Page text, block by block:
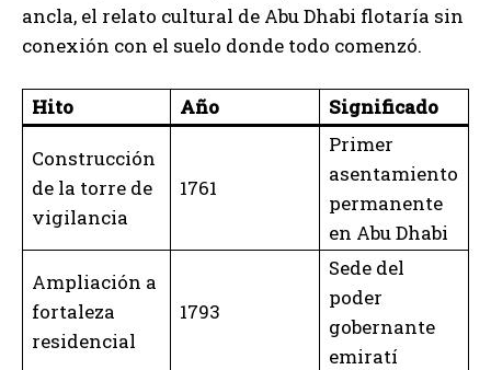
ancla, el relato cultural de Abu Dhabi flotaría sin
conexión con el suelo donde todo comenzó.
Hito Año Significado
Construcción
de la torre de
vigilancia
1761
Primer
asentamiento
permanente
en Abu Dhabi
Ampliación a
fortaleza
residencial
1793
Sede del
poder
gobernante
emiratí